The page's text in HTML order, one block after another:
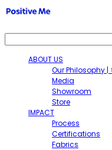
ABOUT US
Our Philosophy |
Media
Showroom
Store
IMPACT
Process
Certifications
Fabrics